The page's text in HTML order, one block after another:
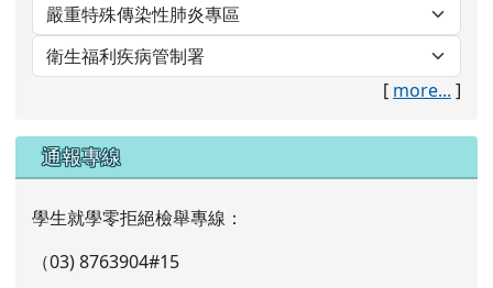
[ more... ]
通報專線
學生就學零拒絕檢舉專線：
（03) 8763904#15